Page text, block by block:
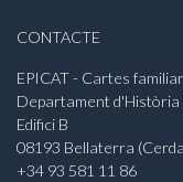
CONTACTE
EPICAT - Cartes
Departament
Edifici B
08193 Bellaterra
+34 93 581 11 86